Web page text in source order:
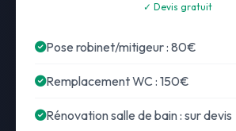
✓ Devis gratuit
Pose robinet/mitigeur : 80€
Remplacement WC : 150€
Rénovation salle de bain : sur devis